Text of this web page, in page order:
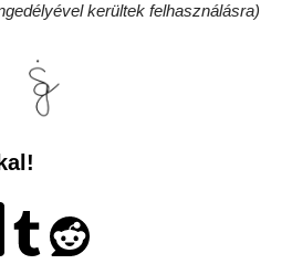
kerültek felhasználásra)